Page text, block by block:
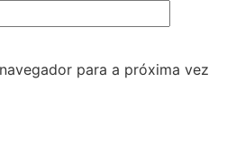
para a próxima vez